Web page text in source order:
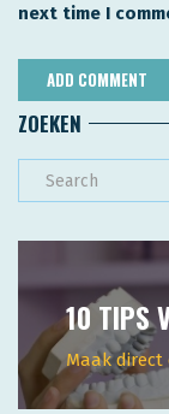
next time I
ZOEKEN
10 TIPS
Maak